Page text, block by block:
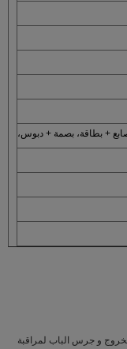
+ بطاقة، بصمة + دبوس،
و جرس الباب لمراقبة